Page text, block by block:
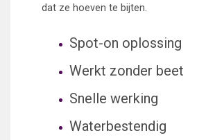
dat ze hoeven te bijten.
Spot-on oplossing
Werkt zonder beet
Snelle werking
Waterbestendig